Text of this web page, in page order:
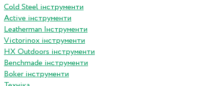
Сold Steel інструменти
Active інструменти
Leatherman Інструменти
Victorinox інструменти
HX Outdoors інструменти
Benchmade інструменти
Boker інструменти